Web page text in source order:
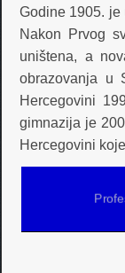
Godine 1905.
Nakon Prvog
uništena, a
obrazovanja u
Hercegovini
gimnazija je
Hercegovini